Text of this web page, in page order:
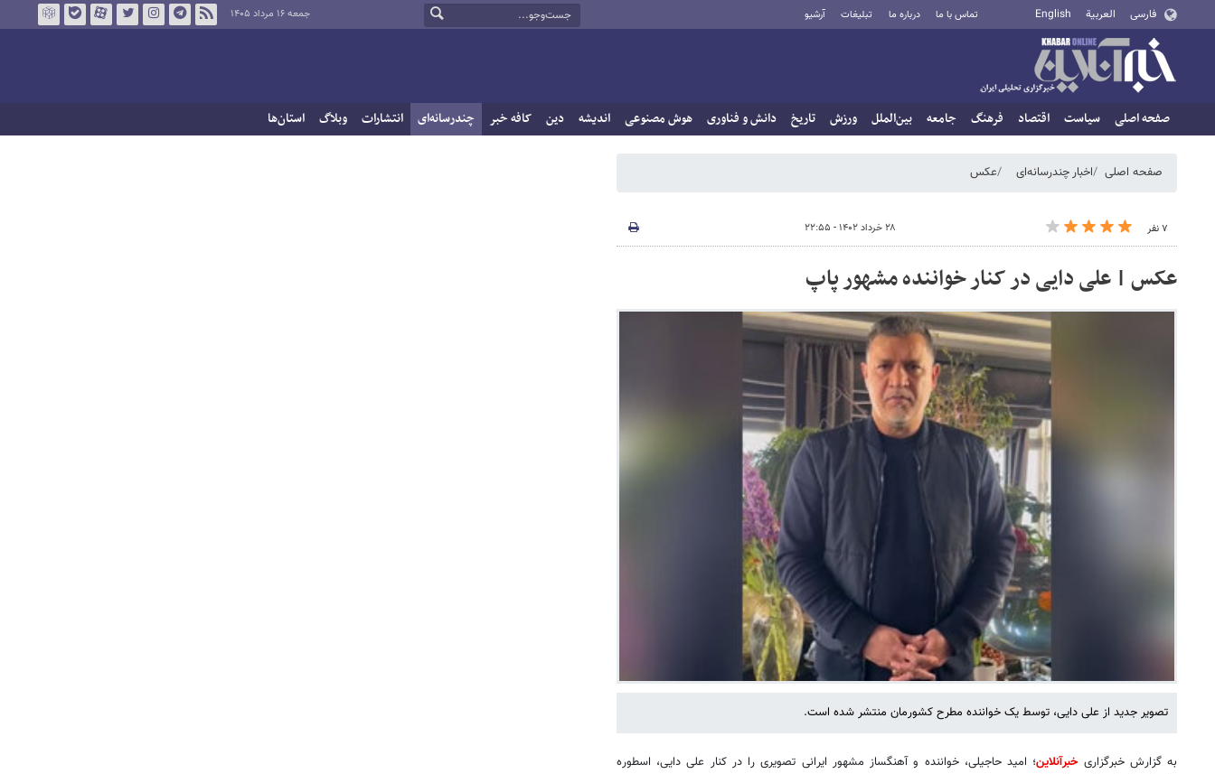
فارسی العربية English تماس با ما درباره ما تبلیغات آرشیو جمعه ۱۶ مرداد ۱۴۰۵
صفحه اصلی سیاست اقتصاد فرهنگ جامعه بین‌الملل ورزش تاریخ دانش و فناوری هوش مصنوعی اندیشه دین کافه خبر چندرسانه‌ای انتشارات وبلاگ استان‌ها
صفحه اصلی اخبار چندرسانه‌ای عکس
۷ نفر ۲۸ خرداد ۱۴۰۲ - ۲۲:۵۵
عکس | علی دایی در کنار خواننده مشهور پاپ
تصویر جدید از علی دایی، توسط یک خواننده مطرح کشورمان منتشر شده است.
به گزارش خبرگزاریخبرآنلاین؛ امید حاجیلی، خواننده و آهنگساز مشهور ایرانی تصویری را در کنار علی دایی، اسطوره